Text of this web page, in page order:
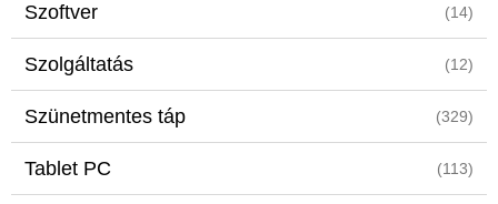
Szoftver (14)
Szolgáltatás (12)
Szünetmentes táp (329)
Tablet PC (113)